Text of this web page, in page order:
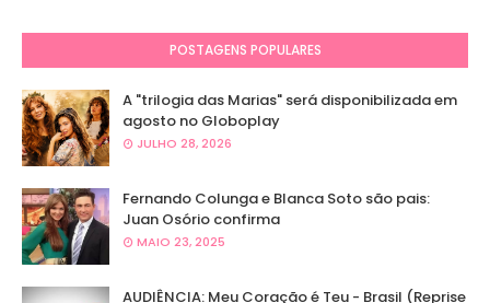
POSTAGENS POPULARES
A "trilogia das Marias" será disponibilizada em
agosto no Globoplay
JULHO 28, 2026
Fernando Colunga e Blanca Soto são pais:
Juan Osório confirma
MAIO 23, 2025
AUDIÊNCIA: Meu Coração é Teu - Brasil (Reprise